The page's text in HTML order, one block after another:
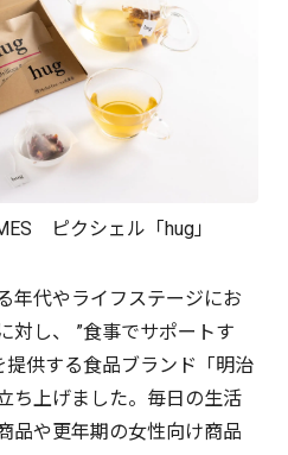
ピクシェル「hug」
年代やライフステージにお
対し、 ”食事でサポートす
提供する食品ブランド「明治
ち上げました。毎日の生活
品や更年期の女性向け商品